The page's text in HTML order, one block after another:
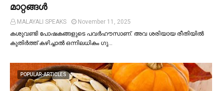
മാറ്റങ്ങള്‍
MALAYALI SPEAKS
November 11, 2025
കശുവണ്ടി പോഷകങ്ങളുടെ പവർഹൗസാണ്. അവ ശരിയായ രീതിയില്‍
കുതിർത്ത് കഴിച്ചാല്‍ ഒന്നിലധികം ഗു…
POPULAR-ARTICLES